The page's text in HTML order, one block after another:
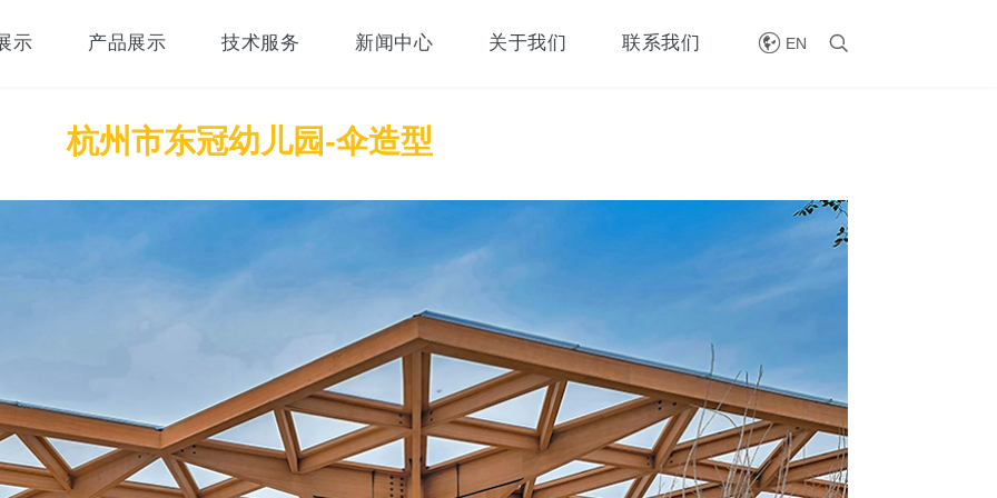
示 产品展示 技术服务 新闻中心 关于我们 联系我们  EN 
杭州市东冠幼儿园-伞造型